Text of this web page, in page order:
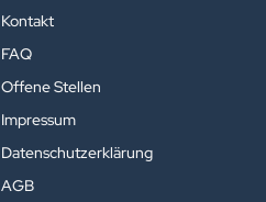
Kontakt
FAQ
Offene Stellen
Impressum
Datenschutzerklärung
AGB